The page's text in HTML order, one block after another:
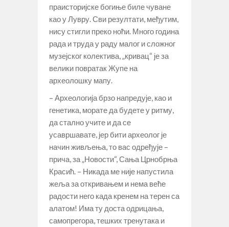
праисторијске богиње биле чуване
као у Лувру. Сви резултати, међутим,
нису стигли преко ноћи. Много година
рада и труда у раду малог и сложног
музејског колектива, „кривац“ је за
велики повратак Жупе на
археолошку мапу.
– Археологија брзо напредује, као и
генетика, морате да будете у ритму,
да стално учите и да се
усавршавате, јер бити археолог је
начин живљења, то вас одређује –
прича, за „Новости“, Сања Црнобрња
Красић. – Никада ме није напустила
жеља за откривањем и нема веће
радости него када кренем на терен са
алатом! Има ту доста одрицања,
самопрегора, тешких тренутака и